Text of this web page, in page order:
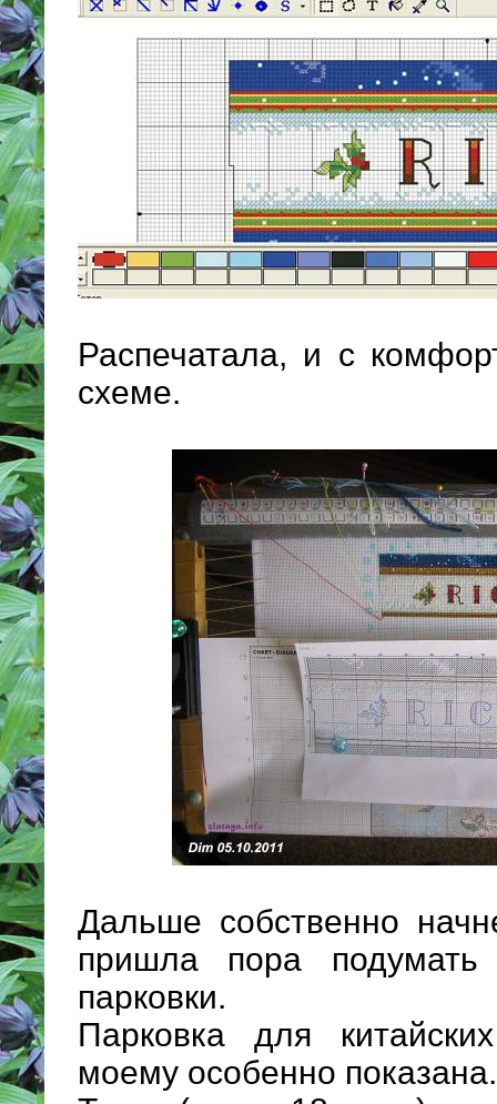
Распечатала, и с
схеме.
Дальше собственно
пришла пора
парковки.
Парковка для
моему особенно